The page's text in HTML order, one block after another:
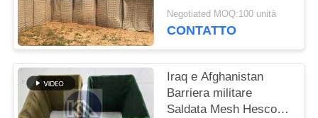
Hesco del sistema di
barriere del bastione di
Negotiated MOQ:100 unità
CONTATTO
Iraq e Afghanistan
Barriera militare
Saldata Mesh Hesco